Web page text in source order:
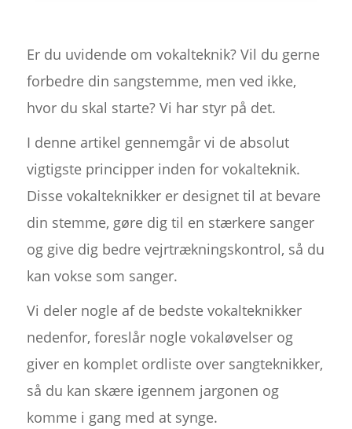
Er du uvidende om vokalteknik? Vil du gerne
forbedre din sangstemme, men ved ikke,
hvor du skal starte? Vi har styr på det.
I denne artikel gennemgår vi de absolut
vigtigste principper inden for vokalteknik.
Disse vokalteknikker er designet til at bevare
din stemme, gøre dig til en stærkere sanger
og give dig bedre vejrtrækningskontrol, så du
kan vokse som sanger.
Vi deler nogle af de bedste vokalteknikker
nedenfor, foreslår nogle vokaløvelser og
giver en komplet ordliste over sangteknikker,
så du kan skære igennem jargonen og
komme i gang med at synge.